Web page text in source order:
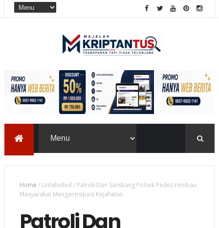
Home /Unlabelled / Patroli Dan Sambang Polsek Pedes Himbau
Masyarakat Mengantisipasi Kejahatan
Patroli Dan